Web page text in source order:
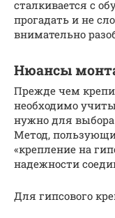
сталкивается с
прогадать и не
внимательно
Нюансы
Прежде чем
необходимо
нужно для выбора
Метод,
«крепление на
надежности
Для гипсового